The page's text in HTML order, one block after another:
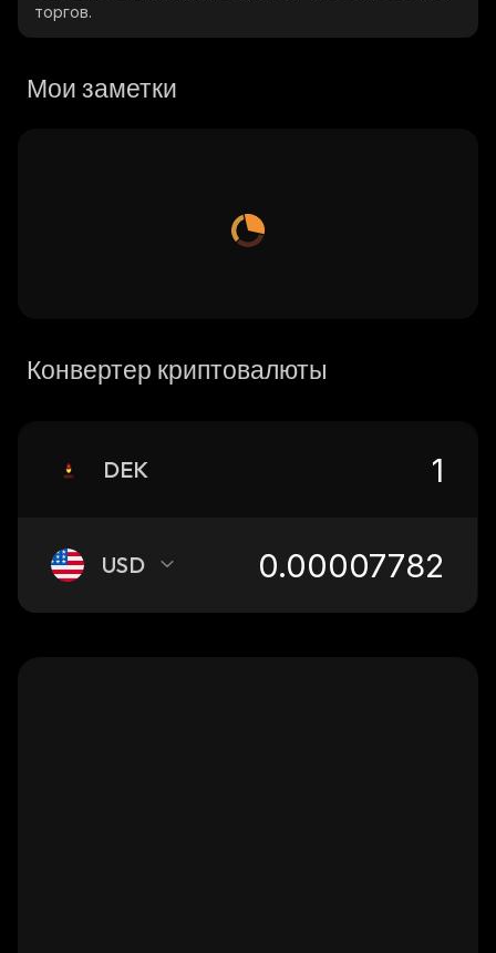
торгов.
Мои заметки
Конвертер криптовалюты
DEK
USD